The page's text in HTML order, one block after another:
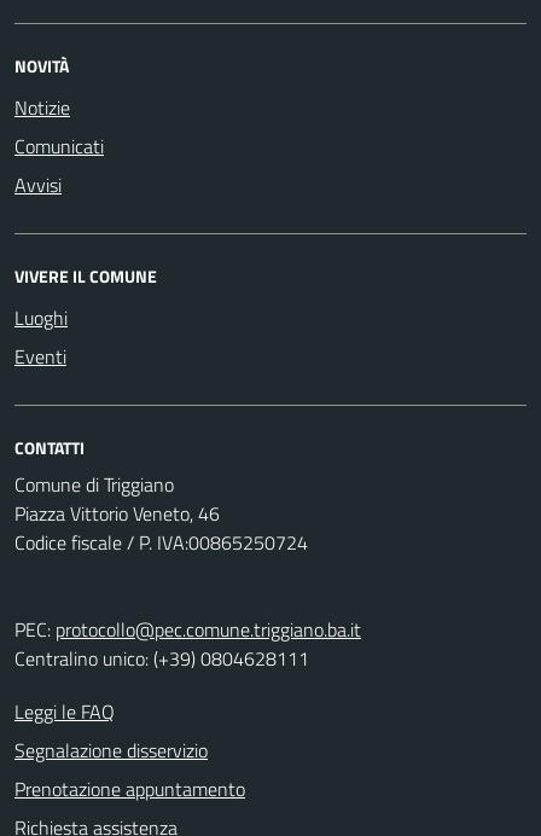
NOVITÀ
Notizie
Comunicati
Avvisi
VIVERE IL COMUNE
Luoghi
Eventi
CONTATTI
Comune di Triggiano
Piazza Vittorio Veneto, 46
Codice fiscale / P. IVA:00865250724
PEC: protocollo@pec.comune.triggiano.ba.it
Centralino unico: (+39) 0804628111
Leggi le FAQ
Segnalazione disservizio
Prenotazione appuntamento
Richiesta assistenza